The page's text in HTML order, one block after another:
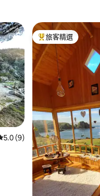
9 則評價中獲得 5.0 的平均
5.0 (9)
旅客精選榜首
旅客精選